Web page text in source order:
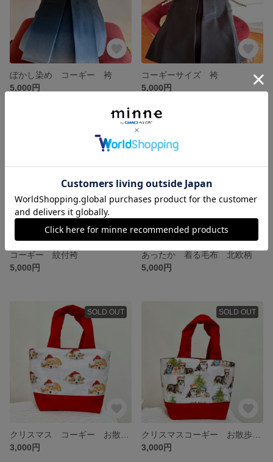
ぼかし染め コーギー 袴
5,000円
コーギーサイズ 袴
5,000円
コーギー 紋付袴
5,000円
あったか 着る毛布 北欧柄
5,000円
SOLD OUT
3,000円
SOLD OUT
3,000円